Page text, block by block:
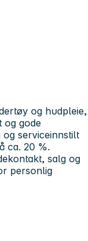
og hudpleie,
og gode
serviceinnstilt
ca. 20 %.
salg og
personlig